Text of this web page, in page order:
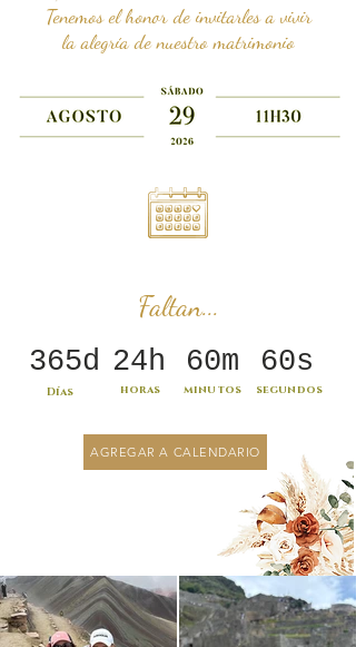
Tenemos el honor de invitarles a vivir
la alegría de nuestro matrimonio
Faltan...
365d 24h 60m 60s
Días horas minutos segundos
AGREGAR A CALENDARIO